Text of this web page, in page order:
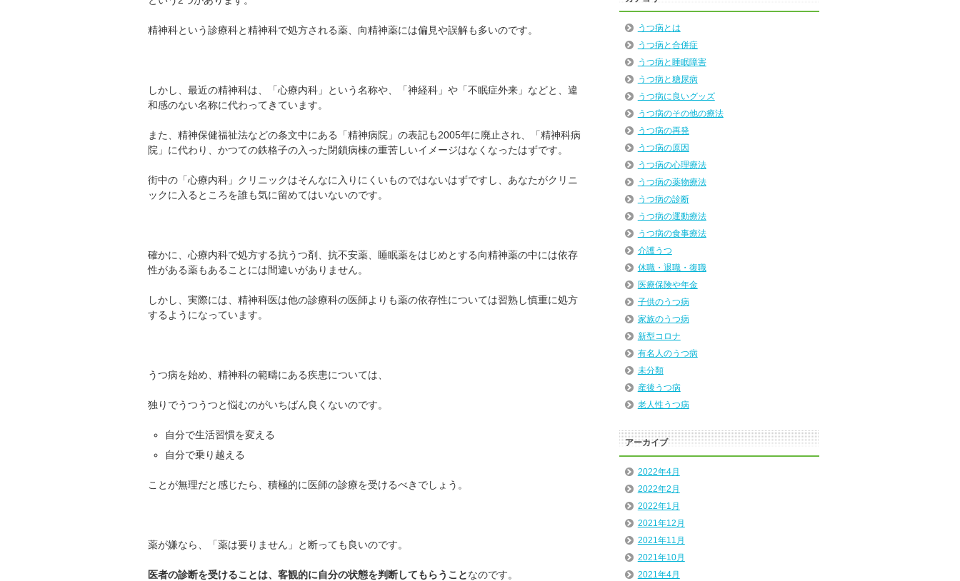
精神科という診療科と精神科で処方される薬、向精神薬には偏見や誤解も多いのです。
しかし、最近の精神科は、「心療内科」という名称や、「神経科」や「不眠症外来」などと、違
和感のない名称に代わってきています。
また、精神保健福祉法などの条文中にある「精神病院」の表記も2005年に廃止され、「精神科病
院」に代わり、かつての鉄格子の入った閉鎖病棟の重苦しいイメージはなくなったはずです。
街中の「心療内科」クリニックはそんなに入りにくいものではないはずですし、あなたがクリニ
ックに入るところを誰も気に留めてはいないのです。
確かに、心療内科で処方する抗うつ剤、抗不安薬、睡眠薬をはじめとする向精神薬の中には依存
性がある薬もあることには間違いがありません。
しかし、実際には、精神科医は他の診療科の医師よりも薬の依存性については習熟し慎重に処方
するようになっています。
うつ病を始め、精神科の範疇にある疾患については、
独りでうつうつと悩むのがいちばん良くないのです。
自分で生活習慣を変える
自分で乗り越える
ことが無理だと感じたら、積極的に医師の診療を受けるべきでしょう。
薬が嫌なら、「薬は要りません」と断っても良いのです。
医者の診断を受けることは、客観的に自分の状態を判断してもらうことなのです。
うつ病とは
うつ病と合併症
うつ病と睡眠障害
うつ病と糖尿病
うつ病に良いグッズ
うつ病のその他の療法
うつ病の再発
うつ病の原因
うつ病の心理療法
うつ病の薬物療法
うつ病の診断
うつ病の運動療法
うつ病の食事療法
介護うつ
休職・退職・復職
医療保険や年金
子供のうつ病
家族のうつ病
新型コロナ
有名人のうつ病
未分類
産後うつ病
老人性うつ病
アーカイブ
2022年4月
2022年2月
2022年1月
2021年12月
2021年11月
2021年10月
2021年4月